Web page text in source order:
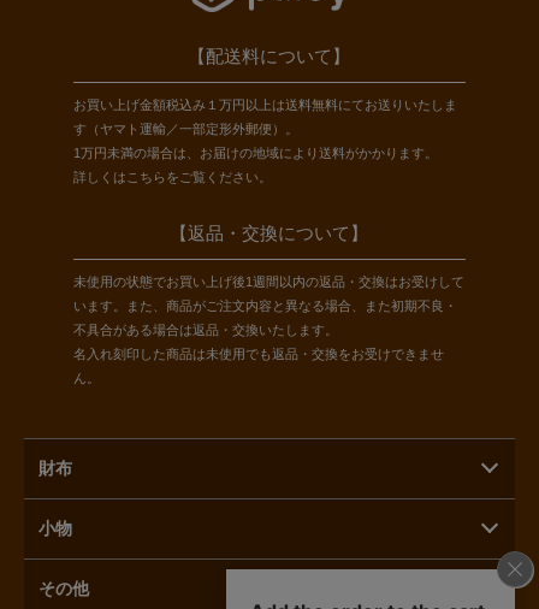
【配送料について】
お買い上げ金額税込み１万円以上は送料無料にてお送りいたしま
す（ヤマト運輸／一部定形外郵便）。
1万円未満の場合は、お届けの地域により送料がかかります。
詳しくは こちらをご覧ください。
【返品・交換について】
未使用の状態でお買い上げ後1週間以内の返品・交換はお受けして
います。また、商品がご注文内容と異なる場合、また初期不良・
不具合がある場合は返品・交換いたします。
名入れ刻印した商品は未使用でも返品・交換をお受けできませ
ん。
財布
小物
その他